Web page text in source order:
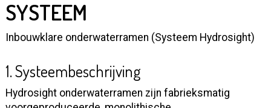
SYSTEEM
Inbouwklare onderwaterramen (Systeem Hydrosight)
1. Systeembeschrijving
Hydrosight onderwaterramen zijn fabrieksmatig